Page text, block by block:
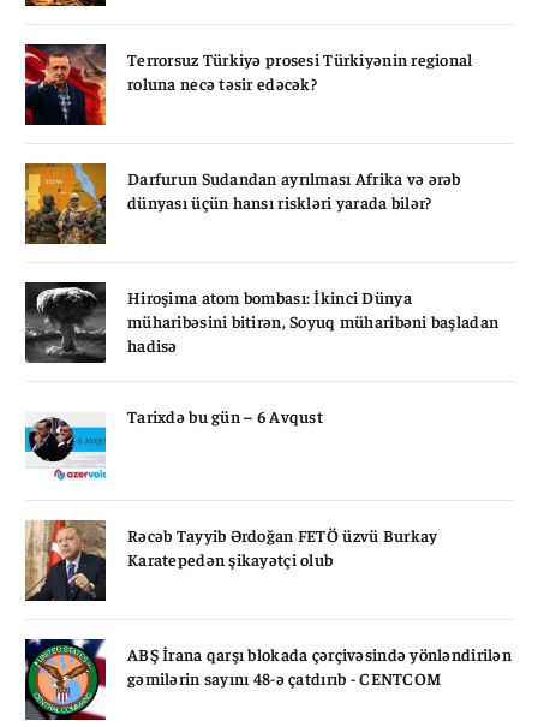
Terrorsuz Türkiyə prosesi Türkiyənin regional
roluna necə təsir edəcək?
Darfurun Sudandan ayrılması Afrika və ərəb
dünyası üçün hansı riskləri yarada bilər?
Hiroşima atom bombası: İkinci Dünya
müharibəsini bitirən, Soyuq müharibəni başladan
hadisə
Tarixdə bu gün – 6 Avqust
Rəcəb Tayyib Ərdoğan FETÖ üzvü Burkay
Karatepedən şikayətçi olub
ABŞ İrana qarşı blokada çərçivəsində yönləndirilən
gəmilərin sayını 48-ə çatdırıb - CENTCOM